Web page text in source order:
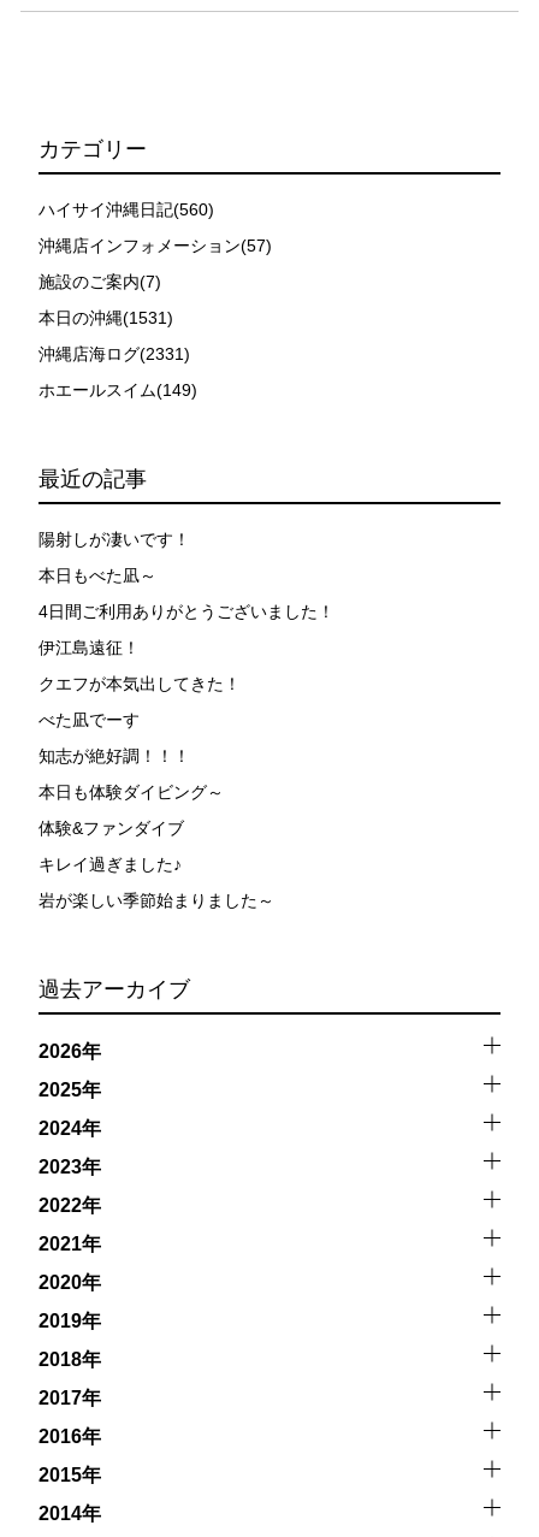
カテゴリー
ハイサイ沖縄日記(560)
沖縄店インフォメーション(57)
施設のご案内(7)
本日の沖縄(1531)
沖縄店海ログ(2331)
ホエールスイム(149)
最近の記事
陽射しが凄いです！
本日もべた凪～
4日間ご利用ありがとうございました！
伊江島遠征！
クエフが本気出してきた！
べた凪でーす
知志が絶好調！！！
本日も体験ダイビング～
体験&ファンダイブ
キレイ過ぎました♪
岩が楽しい季節始まりました～
過去アーカイブ
2026年
2025年
2024年
2023年
2022年
2021年
2020年
2019年
2018年
2017年
2016年
2015年
2014年